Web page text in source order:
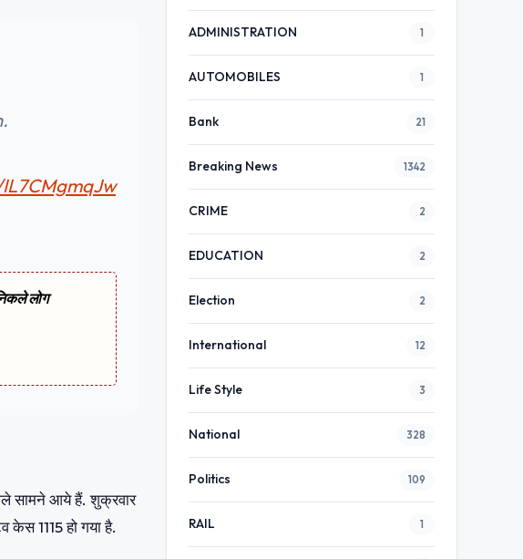
लोग
सामने आये हैं. शुक्रवार
केस 1115 हो गया है.
ADMINISTRATION 1
AUTOMOBILES 1
Bank 21
Breaking News 1342
CRIME 2
EDUCATION 2
Election 2
International 12
Life Style 3
National 328
Politics 109
RAIL 1